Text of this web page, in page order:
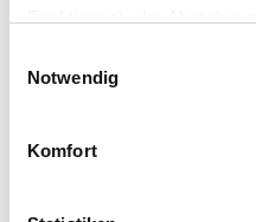
(z. B. Ladezeiten,
Bereitstellung und
Anzeigen, Retargeting).
Die Einzelheiten können
Notwendig
Komfort
07.03.2023
Der NEW YORK